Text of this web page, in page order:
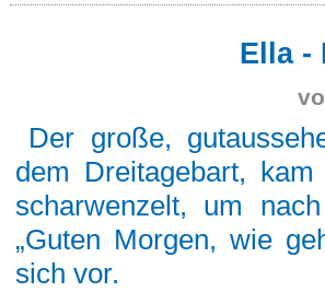
Ella -
Der große,
dem Dreitagebart,
scharwenzelt, um
„Guten Morgen, wie
sich vor.